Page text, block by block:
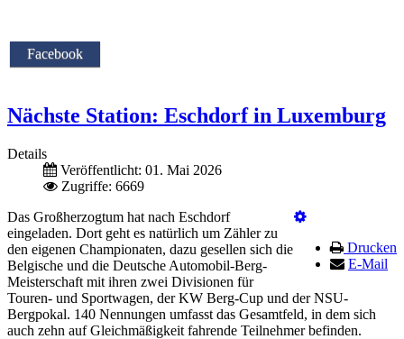
Facebook
Nächste Station: Eschdorf in Luxemburg
Details
Veröffentlicht: 01. Mai 2026
Zugriffe: 6669
Drucken
E-Mail
Das Großherzogtum hat nach Eschdorf
eingeladen. Dort geht es natürlich um Zähler zu
den eigenen Championaten, dazu gesellen sich die
Belgische und die Deutsche Automobil-Berg-
Meisterschaft mit ihren zwei Divisionen für
Touren- und Sportwagen, der KW Berg-Cup und der NSU-
Bergpokal. 140 Nennungen umfasst das Gesamtfeld, in dem sich
auch zehn auf Gleichmäßigkeit fahrende Teilnehmer befinden.